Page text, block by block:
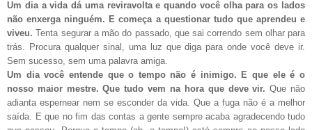
Um dia a vida dá uma reviravolta e quando você olha para os lados
não enxerga ninguém. E começa a questionar tudo que aprendeu e
viveu.Tenta segurar a mão do passado, que sai correndo sem olhar para
trás. Procura qualquer sinal, uma luz que diga para onde você deve ir.
Sem sucesso, sem uma palavra amiga.
Um dia você entende que o tempo não é inimigo. E que ele é o
nosso maior mestre. Que tudo vem na hora que deve vir.Que não
adianta espernear nem se esconder da vida. Que a fuga não é a melhor
saída. E que no fim das contas a gente sempre acaba agradecendo tudo